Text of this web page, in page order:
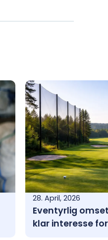
28. April, 2026
Eventyrlig
klar interesse